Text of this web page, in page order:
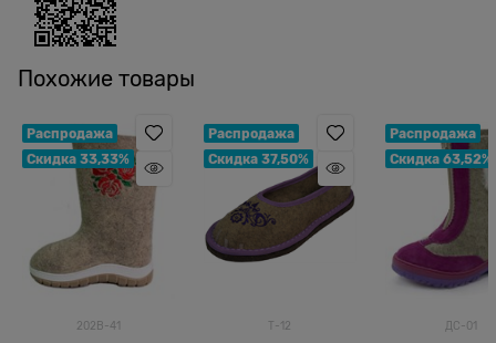
Похожие товары
Распродажа
Скидка 33,33%
202В-41
Распродажа
Скидка 37,50%
Т-12
Распродажа
Скидка 63,52%
ДС-01